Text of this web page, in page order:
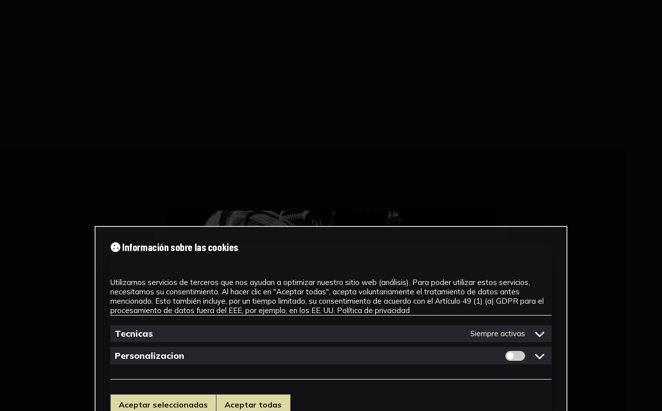
Información sobre las cookies
Utilizamos servicios de terceros que nos ayudan a optimizar nuestro sitio web (análisis). Para poder utilizar estos servicios,
necesitamos su consentimiento. Al hacer clic en "Aceptar todas", acepta voluntariamente el tratamiento de datos antes
mencionado. Esto también incluye, por un tiempo limitado, su consentimiento de acuerdo con el Artículo 49 (1) (a) GDPR para el
procesamiento de datos fuera del EEE, por ejemplo, en los EE. UU. Política de privacidad
Tecnicas Siempre activas
Personalizacion Permitir cookies de Personalizacion
Aceptar seleccionadas Aceptar todas